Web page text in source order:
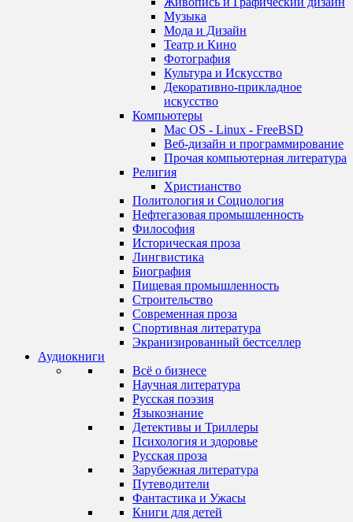
Музыка
Мода и Дизайн
Театр и Кино
Фотография
Культура и Искусство
Декоративно-прикладное
искусство
Компьютеры
Mac OS - Linux - FreeBSD
Веб-дизайн и программирование
Прочая компьютерная литература
Религия
Христианство
Политология и Социология
Нефтегазовая промышленность
Философия
Историческая проза
Лингвистика
Биография
Пищевая промышленность
Строительство
Современная проза
Спортивная литература
Экранизированный бестселлер
Аудиокниги
Всё о бизнесе
Научная литература
Русская поэзия
Языкознание
Детективы и Триллеры
Психология и здоровье
Русская проза
Зарубежная литература
Путеводители
Фантастика и Ужасы
Книги для детей